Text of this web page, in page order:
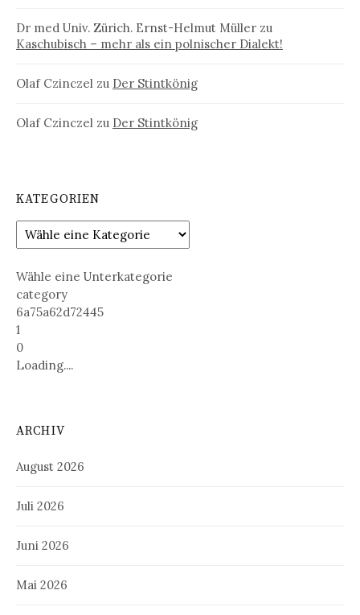
Dr med Univ. Zürich. Ernst-Helmut Müller zu
Kaschubisch – mehr als ein polnischer Dialekt!
Olaf Czinczel zu Der Stintkönig
Olaf Czinczel zu Der Stintkönig
KATEGORIEN
Wähle eine Unterkategorie
category
6a75a62d72445
1
0
Loading....
ARCHIV
August 2026
Juli 2026
Juni 2026
Mai 2026